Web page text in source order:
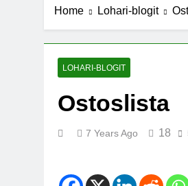
Home Lohari-blogit
LOHARI-BLOGIT
Ostoslista
7 Years Ago 18